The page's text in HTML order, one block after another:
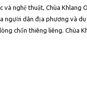
nghệ thuật, Chùa Khlang
người dân địa phương và
chốn thiêng liêng. Chùa